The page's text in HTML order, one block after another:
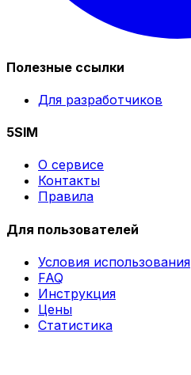
Полезные ссылки
Для разработчиков
5SIM
О сервисе
Контакты
Правила
Для пользователей
Условия использования
FAQ
Инструкция
Цены
Статистика